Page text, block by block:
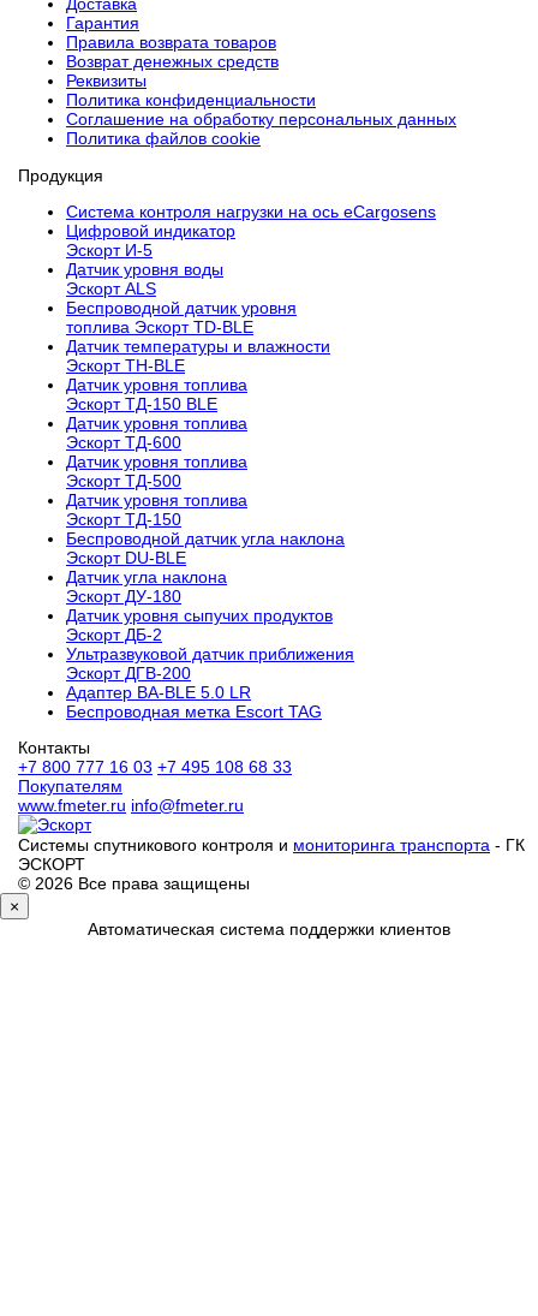
Гарантия
Правила возврата товаров
Возврат денежных средств
Реквизиты
Политика конфиденциальности
Соглашение на обработку персональных данных
Политика файлов cookie
Продукция
Cистема контроля нагрузки на ось eCargosens
Цифровой индикатор
Эскорт И-5
Датчик уровня воды
Эскорт ALS
Беспроводной датчик уровня
топлива Эскорт TD-BLE
Датчик температуры и влажности
Эскорт TH-BLE
Датчик уровня топлива
Эскорт ТД-150 BLE
Датчик уровня топлива
Эскорт ТД-600
Датчик уровня топлива
Эскорт ТД-500
Датчик уровня топлива
Эскорт ТД-150
Беспроводной датчик угла наклона
Эскорт DU-BLE
Датчик угла наклона
Эскорт ДУ-180
Датчик уровня сыпучих продуктов
Эскорт ДБ-2
Ультразвуковой датчик приближения
Эскорт ДГВ-200
Aдаптер BA-BLE 5.0 LR
Беспроводная метка Escort TAG
Контакты
+7 800 777 16 03 +7 495 108 68 33
Покупателям
www.fmeter.ru info@fmeter.ru
Системы спутникового контроля и мониторинга транспорта - ГК
ЭСКОРТ
© 2026 Все права защищены
×
Автоматическая система поддержки клиентов